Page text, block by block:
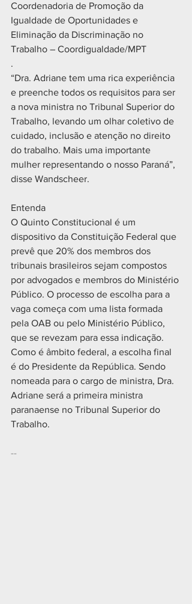
Coordenadoria de Promoção da
Igualdade de Oportunidades e
Eliminação da Discriminação no
Trabalho – Coordigualdade/MPT
.
“Dra. Adriane tem uma rica experiência
e preenche todos os requisitos para ser
a nova ministra no Tribunal Superior do
Trabalho, levando um olhar coletivo de
cuidado, inclusão e atenção no direito
do trabalho. Mais uma importante
mulher representando o nosso Paraná”,
disse Wandscheer.
Entenda
O Quinto Constitucional é um
dispositivo da Constituição Federal que
prevê que 20% dos membros dos
tribunais brasileiros sejam compostos
por advogados e membros do Ministério
Público. O processo de escolha para a
vaga começa com uma lista formada
pela OAB ou pelo Ministério Público,
que se revezam para essa indicação.
Como é âmbito federal, a escolha final
é do Presidente da República. Sendo
nomeada para o cargo de ministra, Dra.
Adriane será a primeira ministra
paranaense no Tribunal Superior do
Trabalho.
--